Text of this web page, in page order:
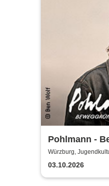
Pohlmann -
Tour 2026
Würzburg,
03.10.2026